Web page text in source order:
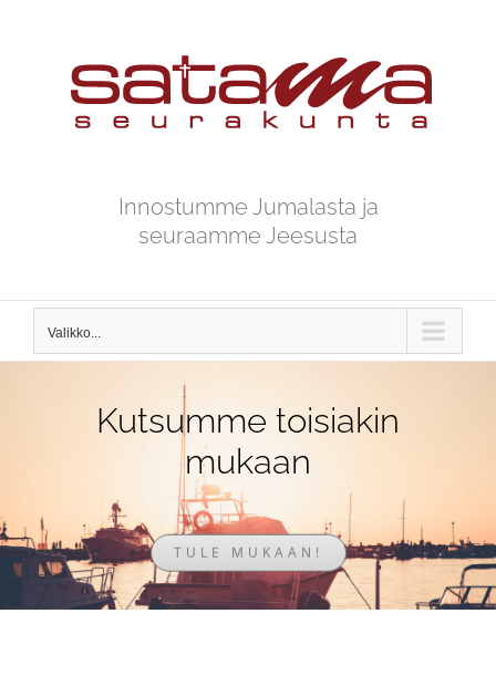
Innostumme Jumalasta ja
seuraamme Jeesusta
Valikko...
Kutsumme toisiakin
mukaan
TULE MUKAAN!